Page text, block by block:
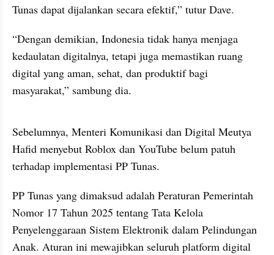
Tunas dapat dijalankan secara efektif,” tutur Dave.
“Dengan demikian, Indonesia tidak hanya menjaga
kedaulatan digitalnya, tetapi juga memastikan ruang
digital yang aman, sehat, dan produktif bagi
masyarakat,” sambung dia.
Sebelumnya, Menteri Komunikasi dan Digital Meutya
Hafid menyebut Roblox dan YouTube belum patuh
terhadap implementasi PP Tunas.
PP Tunas yang dimaksud adalah Peraturan Pemerintah
Nomor 17 Tahun 2025 tentang Tata Kelola
Penyelenggaraan Sistem Elektronik dalam Pelindungan
Anak. Aturan ini mewajibkan seluruh platform digital